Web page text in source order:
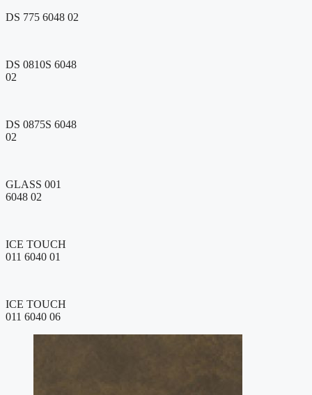
DS 775 6048 02
DS 0810S 6048
02
DS 0875S 6048
02
GLASS 001
6048 02
ICE TOUCH
011 6040 01
ICE TOUCH
011 6040 06